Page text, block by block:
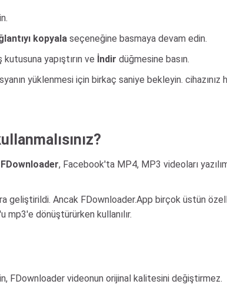
kopyala seçeneğine basmaya devam edin.
yapıştırın ve İndir düğmesine basın.
yüklenmesi için birkaç saniye bekleyin. cihazınız
FDownloader, Facebook'ta MP4, MP3 videoları
geliştirildi. Ancak FDownloader.App birçok üstün
mp3'e dönüştürürken kullanılır.
FDownloader videonun orijinal kalitesini değiştirmez.